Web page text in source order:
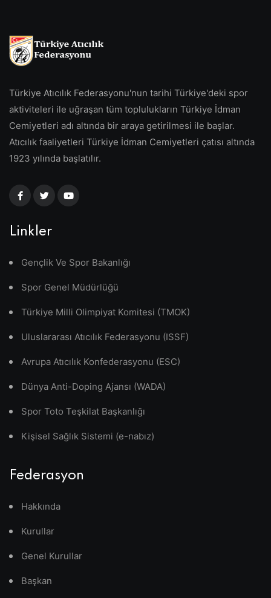
Türkiye Atıcılık Federasyonu'nun tarihi Türkiye'deki spor
aktiviteleri ile uğraşan tüm toplulukların Türkiye İdman
Cemiyetleri adı altında bir araya getirilmesi ile başlar.
Atıcılık faaliyetleri Türkiye İdman Cemiyetleri çatısı altında
1923 yılında başlatılır.
Linkler
Gençlik Ve Spor Bakanlığı
Spor Genel Müdürlüğü
Türkiye Milli Olimpiyat Komitesi (TMOK)
Uluslararası Atıcılık Federasyonu (ISSF)
Avrupa Atıcılık Konfederasyonu (ESC)
Dünya Anti-Doping Ajansı (WADA)
Spor Toto Teşkilat Başkanlığı
Kişisel Sağlık Sistemi (e-nabız)
Federasyon
Hakkında
Kurullar
Genel Kurullar
Başkan